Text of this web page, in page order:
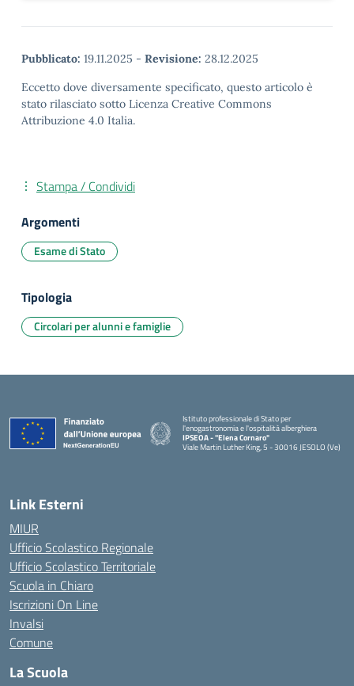
Pubblicato: 19.11.2025 - Revisione: 28.12.2025
Eccetto dove diversamente specificato, questo articolo è
stato rilasciato sotto Licenza Creative Commons
Attribuzione 4.0 Italia.
Stampa / Condividi
Argomenti
Esame di Stato
Tipologia
Circolari per alunni e famiglie
Istituto professionale di Stato per
l'enogastronomia e l'ospitalità alberghiera
IPSEOA - ''Elena Cornaro"
Viale Martin Luther King, 5 - 30016 JESOLO (Ve)
— Visita la pagina iniziale della scuola
Link Esterni
MIUR
Ufficio Scolastico Regionale
Ufficio Scolastico Territoriale
Scuola in Chiaro
Iscrizioni On Line
Invalsi
Comune
La Scuola